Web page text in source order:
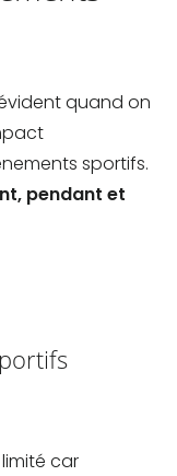
quand on
sportifs.
pendant et
car